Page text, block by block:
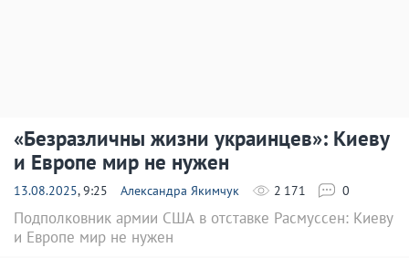
«Безразличны жизни украинцев»: Киеву
и Европе мир не нужен
13.08.2025, 9:25 Александра Якимчук 2 171 0
Подполковник армии США в отставке Расмуссен: Киеву
и Европе мир не нужен